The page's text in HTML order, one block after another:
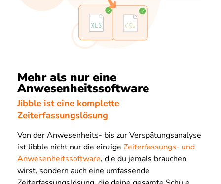
Mehr als nur eine
Anwesenheitssoftware
Jibble ist eine komplette
Zeiterfassungslösung
Von der Anwesenheits- bis zur Verspätungsanalyse
ist Jibble nicht nur die einzige Zeiterfassungs- und
Anwesenheitssoftware, die du jemals brauchen
wirst, sondern auch eine umfassende